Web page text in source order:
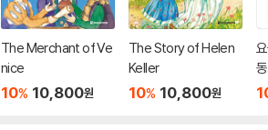
The Merchant of Ve
nice
10% 10,800원
The Story of Helen
Keller
10% 10,800원